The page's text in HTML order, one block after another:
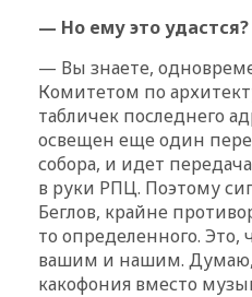
— Но ему это удастся?
— Вы знаете,
Комитетом по
табличек последнего
освещен еще один
собора, и идет
в руки РПЦ. Поэтому
Беглов, крайне
то определенного. Это,
вашим и нашим. Думаю,
какофония вместо